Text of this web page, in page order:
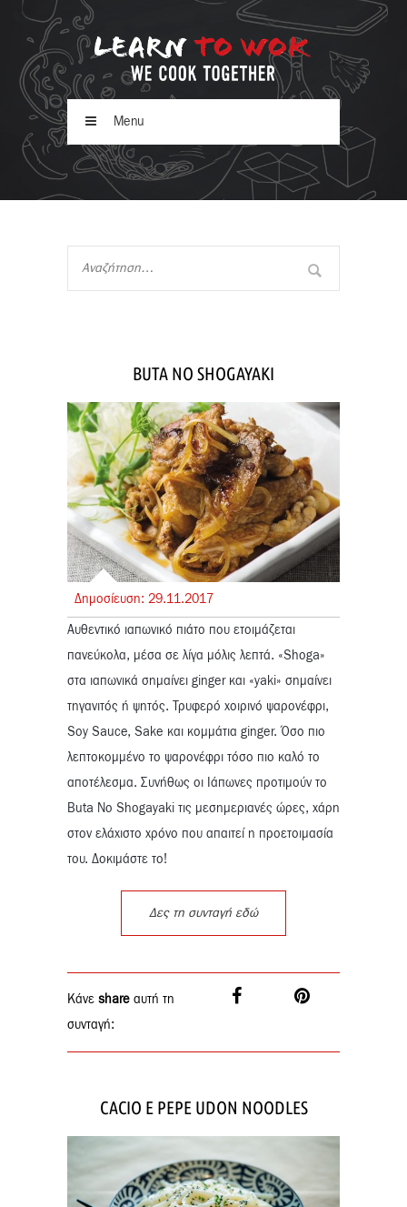
Menu
BUTA NO SHOGAYAKI
Δημοσίευση: 29.11.2017
Αυθεντικό ιαπωνικό πιάτο που ετοιμάζεται
πανεύκολα, μέσα σε λίγα μόλις λεπτά. «Shoga»
στα ιαπωνικά σημαίνει ginger και «yaki» σημαίνει
τηγανιτός ή ψητός. Τρυφερό χοιρινό ψαρονέφρι,
Soy Sauce, Sake και κομμάτια ginger. Όσο πιο
λεπτοκομμένο το ψαρονέφρι τόσο πιο καλό το
αποτέλεσμα. Συνήθως οι Ιάπωνες προτιμούν το
Buta No Shogayaki τις μεσημεριανές ώρες, χάρη
στον ελάχιστο χρόνο που απαιτεί η προετοιμασία
του. Δοκιμάστε το!
Δες τη συνταγή εδώ
Κάνε share αυτή τη
συνταγή:
CACIO E PEPE UDON NOODLES